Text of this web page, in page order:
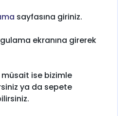
sayfasına giriniz.
ekranına girerek
ise bizimle
ya da sepete